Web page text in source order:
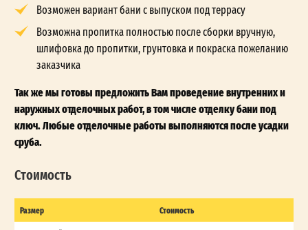
Возможен вариант бани с выпуском под террасу
Возможна пропитка полностью после сборки вручную,
шлифовка до пропитки, грунтовка и покраска пожеланию
заказчика
Так же мы готовы предложить Вам проведение внутренних и
наружных отделочных работ, в том числе отделку бани под
ключ. Любые отделочные работы выполняются после усадки
сруба.
Стоимость
Размер Стоимость